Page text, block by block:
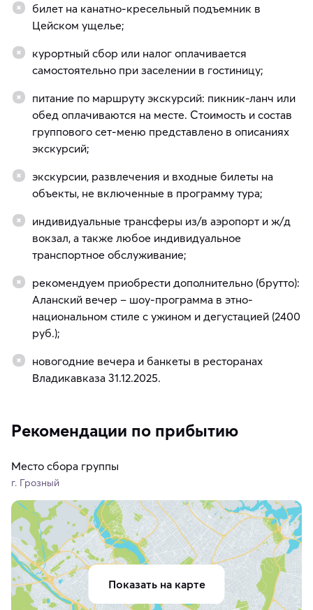
билет на канатно-кресельный подъемник в
Цейском ущелье;
курортный сбор или налог оплачивается
самостоятельно при заселении в гостиницу;
питание по маршруту экскурсий: пикник-ланч или
обед оплачиваются на месте. Стоимость и состав
группового сет-меню представлено в описаниях
экскурсий;
экскурсии, развлечения и входные билеты на
объекты, не включенные в программу тура;
индивидуальные трансферы из/в аэропорт и ж/д
вокзал, а также любое индивидуальное
транспортное обслуживание;
рекомендуем приобрести дополнительно (брутто):
Аланский вечер – шоу-программа в этно-
национальном стиле с ужином и дегустацией (2400
руб.);
новогодние вечера и банкеты в ресторанах
Владикавказа 31.12.2025.
Рекомендации по прибытию
Место сбора группы
г. Грозный
Показать на карте